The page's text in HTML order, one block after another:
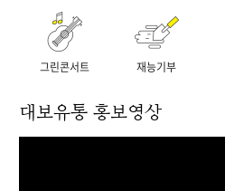
그린콘서트 재능기부
대보유통 홍보영상